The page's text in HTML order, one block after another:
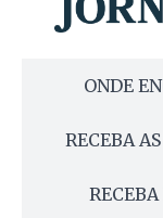
ONDE
RECEBA